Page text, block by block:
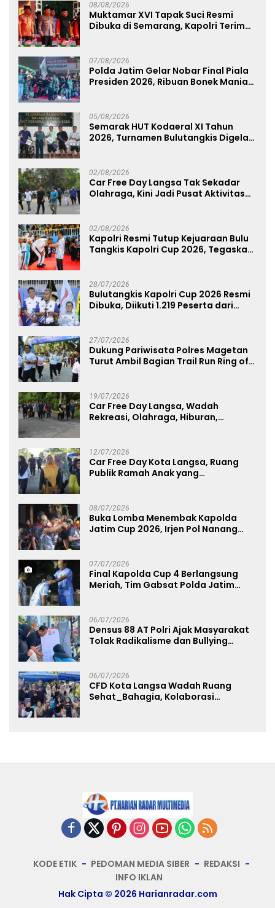
08/08/2026
Muktamar XVI Tapak Suci Resmi
Dibuka di Semarang, Kapolri Terima
07/08/2026
Polda Jatim Gelar Nobar Final Piala
Presiden 2026, Ribuan Bonek Mania
05/08/2026
Semarak HUT Kodaeral XI Tahun
2026, Turnamen Bulutangkis Digelar
02/08/2026
Car Free Day Langsa Tak Sekadar
Olahraga, Kini Jadi Pusat Aktivitas
02/08/2026
Kapolri Resmi Tutup Kejuaraan Bulu
Tangkis Kapolri Cup 2026, Tegaskan
28/07/2026
Bulutangkis Kapolri Cup 2026 Resmi
Dibuka, Diikuti 1.219 Peserta dari
27/07/2026
Dukung Pariwisata Polres Magetan
Turut Ambil Bagian Trail Run Ring of
19/07/2026
Car Free Day Langsa, Wadah
Rekreasi, Olahraga, Hiburan,
12/07/2026
Car Free Day Kota Langsa, Ruang
Publik Ramah Anak yang
08/07/2026
Buka Lomba Menembak Kapolda
Jatim Cup 2026, Irjen Pol Nanang
07/07/2026
Final Kapolda Cup 4 Berlangsung
Meriah, Tim Gabsat Polda Jatim
06/07/2026
Densus 88 AT Polri Ajak Masyarakat
Tolak Radikalisme dan Bullying
06/07/2026
CFD Kota Langsa Wadah Ruang
Sehat_Bahagia, Kolaborasi
KODE ETIK PEDOMAN MEDIA SIBER
REDAKSI
INFO IKLAN
Hak Cipta © 2026 Harianradar.com